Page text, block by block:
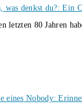
was denkst du?: Ein
letzten 80 Jahren
eines Nobody: